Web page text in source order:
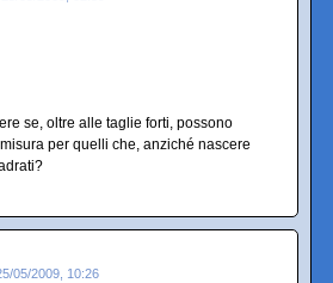
se, oltre alle taglie forti, possono
per quelli che, anziché nascere
05/2009, 10:26